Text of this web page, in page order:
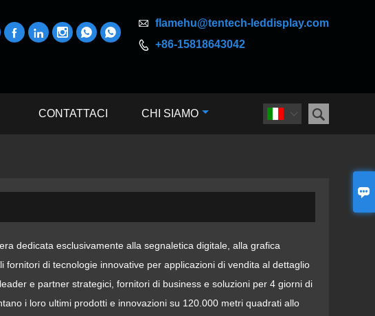

 flamehu@tentech-leddisplay.com
 +86-15818643042
    
 
CONTATTACI CHI SIAMO
dedicata esclusivamente alla segnaletica digitale, alla grafica
di tecnologie innovative per applicazioni di vendita al dettaglio
e partner strategici, fornitori di business e soluzioni per 4 giorni di
i loro ultimi prodotti e innovazioni su 120.000 metri quadrati allo